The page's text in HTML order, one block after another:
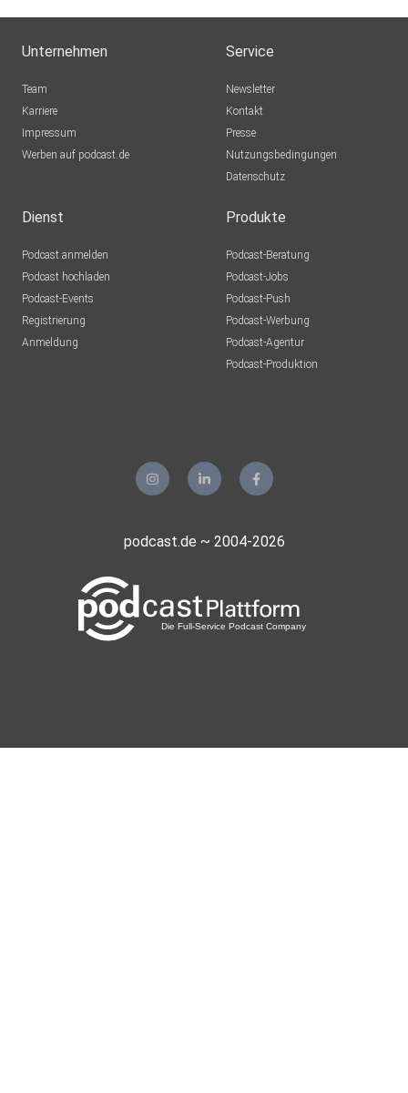
Unternehmen
Team
Karriere
Impressum
Werben auf podcast.de
Service
Newsletter
Kontakt
Presse
Nutzungsbedingungen
Datenschutz
Dienst
Podcast anmelden
Podcast hochladen
Podcast-Events
Registrierung
Anmeldung
Produkte
Podcast-Beratung
Podcast-Jobs
Podcast-Push
Podcast-Werbung
Podcast-Agentur
Podcast-Produktion
podcast.de ~ 2004-2026